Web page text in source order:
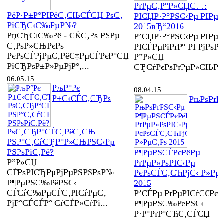
РёР·Р±Р°РІРёС‚СЊСЃСЏ РѕС‚
РїСЂС‹С‰РµР№?
РџСЂС‹С‰Рё - СЌС‚Рѕ РЅРµ
С‚РѕР»СЊРєРѕ
РєРѕСЃРјРµС‚РёС‡РµСЃРєР°СЏ
РїСЂРѕР±Р»РµРјР°,...
06.05.15
РљР°Рє
Р±С‹СЃС‚СЂРѕ
РѕС‚СЂР°СЃС‚РёС‚СЊ
РЅР°С‚СѓСЂР°Р»СЊРЅС‹Рµ
РЅРѕРіС‚Рё?
Р”Р»СЏ
СЃРѕРІСЂРµРјРµРЅРЅРѕР№
Р¶РµРЅС‰РёРЅС‹
СЃСѓС‰РµСЃС‚РІСѓРµС‚
РјР°СЃСЃР° СѓСЃР»СѓРі...
РґРµС‚Р°Р»СЏС…:
РІСЏР·Р°РЅС‹Рµ
2015вЂ“2016
Р’СЏР·Р°РЅС‹Рµ
РІСЃРµРіРґР° РІ
Р”Р»СЏ
08.04.15
Р¶РµРЅСЃРєРёРµ
РґРµР»РѕРІС‹Рµ
РєРѕСЃС‚СЋРјС‹
2015
Р’СЃРµ
Р¶РµРЅС‰РёРЅС‹
Р·Р°РґР°СЋС‚СЃСЏ